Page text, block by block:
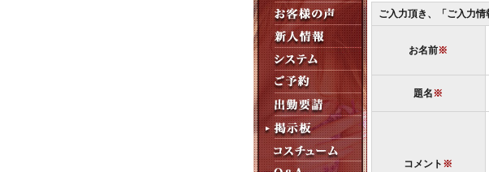
ご入力頂き、「ご入力情
お名前※
題名※
コメント ※